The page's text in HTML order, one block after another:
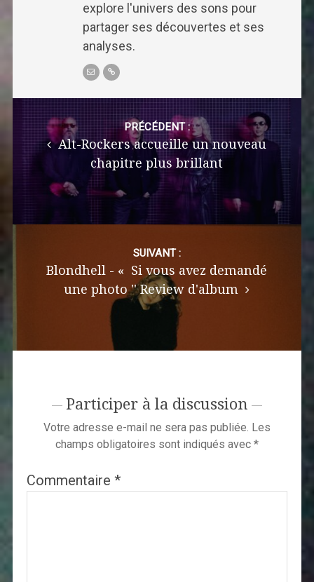
explore l'univers des sons pour
partager ses découvertes et ses
analyses.
navigation
PRÉCÉDENT :
Alt-Rockers accueille un nouveau
chapitre plus brillant
SUIVANT :
Blondhell ​​- « Si vous avez demandé
une photo '' Review d'album
Participer à la discussion
Votre adresse e-mail ne sera pas publiée. Les
champs obligatoires sont indiqués avec *
Commentaire *